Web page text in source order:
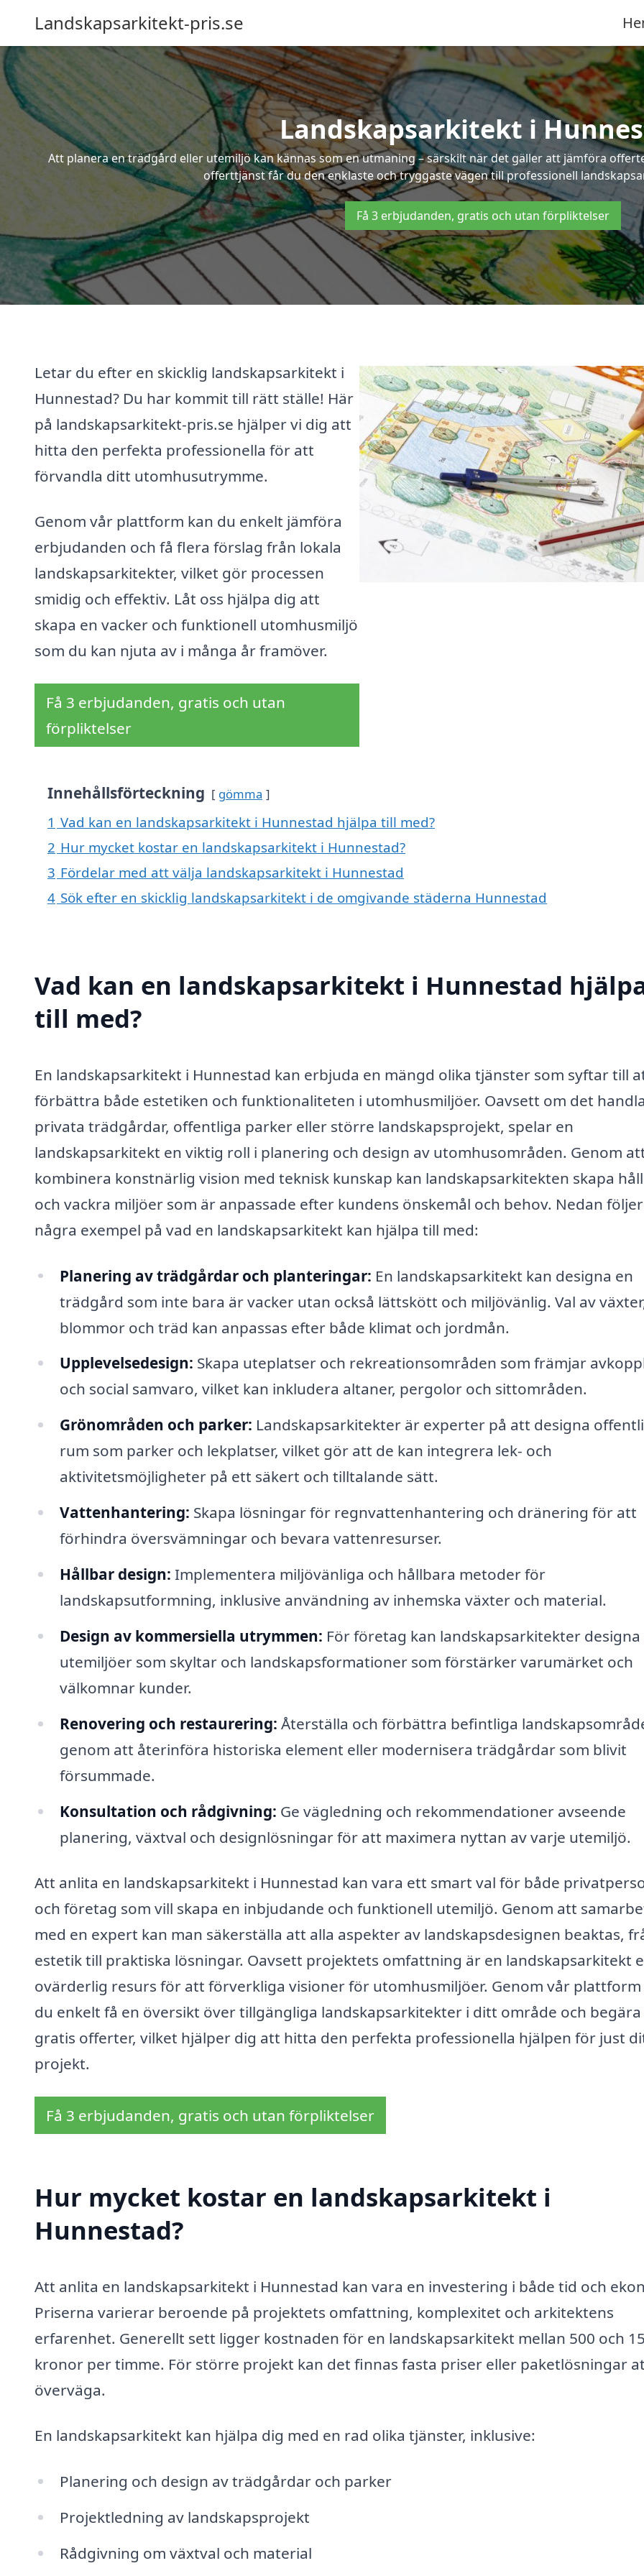
Landskapsarkitekt-pris.se
Landskapsarkitekt i
Att planera en trädgård eller utemiljö kan kännas som en utmaning – särskilt när det gäller att jämföra
offerttjänst får du den enklaste och tryggaste vägen till professionell
Få 3 erbjudanden, gratis och utan förpliktelser
Letar du efter en skicklig landskapsarkitekt i
Hunnestad? Du har kommit till rätt ställe! Här
på landskapsarkitekt-pris.se hjälper vi dig att
hitta den perfekta professionella för att
förvandla ditt utomhusutrymme.
Genom vår plattform kan du enkelt jämföra
erbjudanden och få flera förslag från lokala
landskapsarkitekter, vilket gör processen
smidig och effektiv. Låt oss hjälpa dig att
skapa en vacker och funktionell utomhusmiljö
som du kan njuta av i många år framöver.
Få 3 erbjudanden, gratis och utan
förpliktelser
Innehållsförteckning gömma
1 Vad kan en landskapsarkitekt i Hunnestad hjälpa till med?
2 Hur mycket kostar en landskapsarkitekt i Hunnestad?
3 Fördelar med att välja landskapsarkitekt i Hunnestad
4 Sök efter en skicklig landskapsarkitekt i de omgivande städerna Hunnestad
Vad kan en landskapsarkitekt i Hunnestad
till med?
En landskapsarkitekt i Hunnestad kan erbjuda en mängd olika tjänster som syftar till
förbättra både estetiken och funktionaliteten i utomhusmiljöer. Oavsett om det
privata trädgårdar, offentliga parker eller större landskapsprojekt, spelar en
landskapsarkitekt en viktig roll i planering och design av utomhusområden. Genom
kombinera konstnärlig vision med teknisk kunskap kan landskapsarkitekten skapa
och vackra miljöer som är anpassade efter kundens önskemål och behov. Nedan följer
några exempel på vad en landskapsarkitekt kan hjälpa till med:
Planering av trädgårdar och planteringar: En landskapsarkitekt kan designa en
trädgård som inte bara är vacker utan också lättskött och miljövänlig. Val av
blommor och träd kan anpassas efter både klimat och jordmån.
Upplevelsedesign: Skapa uteplatser och rekreationsområden som främjar
och social samvaro, vilket kan inkludera altaner, pergolor och sittområden.
Grönområden och parker: Landskapsarkitekter är experter på att designa
rum som parker och lekplatser, vilket gör att de kan integrera lek- och
aktivitetsmöjligheter på ett säkert och tilltalande sätt.
Vattenhantering: Skapa lösningar för regnvattenhantering och dränering för att
förhindra översvämningar och bevara vattenresurser.
Hållbar design: Implementera miljövänliga och hållbara metoder för
landskapsutformning, inklusive användning av inhemska växter och material.
Design av kommersiella utrymmen: För företag kan landskapsarkitekter designa
utemiljöer som skyltar och landskapsformationer som förstärker varumärket och
välkomnar kunder.
Renovering och restaurering: Återställa och förbättra befintliga
genom att återinföra historiska element eller modernisera trädgårdar som blivit
försummade.
Konsultation och rådgivning: Ge vägledning och rekommendationer avseende
planering, växtval och designlösningar för att maximera nyttan av varje utemiljö.
Att anlita en landskapsarkitekt i Hunnestad kan vara ett smart val för både
och företag som vill skapa en inbjudande och funktionell utemiljö. Genom att
med en expert kan man säkerställa att alla aspekter av landskapsdesignen beaktas,
estetik till praktiska lösningar. Oavsett projektets omfattning är en landskapsarkitekt
ovärderlig resurs för att förverkliga visioner för utomhusmiljöer. Genom vår plattform
du enkelt få en översikt över tillgängliga landskapsarkitekter i ditt område och begära
gratis offerter, vilket hjälper dig att hitta den perfekta professionella hjälpen för just
projekt.
Få 3 erbjudanden, gratis och utan förpliktelser
Hur mycket kostar en landskapsarkitekt i
Hunnestad?
Att anlita en landskapsarkitekt i Hunnestad kan vara en investering i både tid och
Priserna varierar beroende på projektets omfattning, komplexitet och arkitektens
erfarenhet. Generellt sett ligger kostnaden för en landskapsarkitekt mellan 500 och
kronor per timme. För större projekt kan det finnas fasta priser eller paketlösningar
överväga.
En landskapsarkitekt kan hjälpa dig med en rad olika tjänster, inklusive:
Planering och design av trädgårdar och parker
Projektledning av landskapsprojekt
Rådgivning om växtval och material